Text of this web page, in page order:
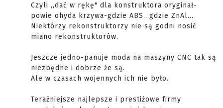
Czyli ,,dać w rękę" dla konstruktora oryginał-
powie ohyda krzywa-gdzie ABS...gdzie ZnAl...
Niektórzy rekonstruktorzy nie są godni nosić
miano rekonstruktorów.
Jeszcze jedno-panuje moda na maszyny CNC tak są
niezbędne i dobrze że są.
Ale w czasach wojennych ich nie było.
Teraźniejsze najlepsze i prestiżowe firmy